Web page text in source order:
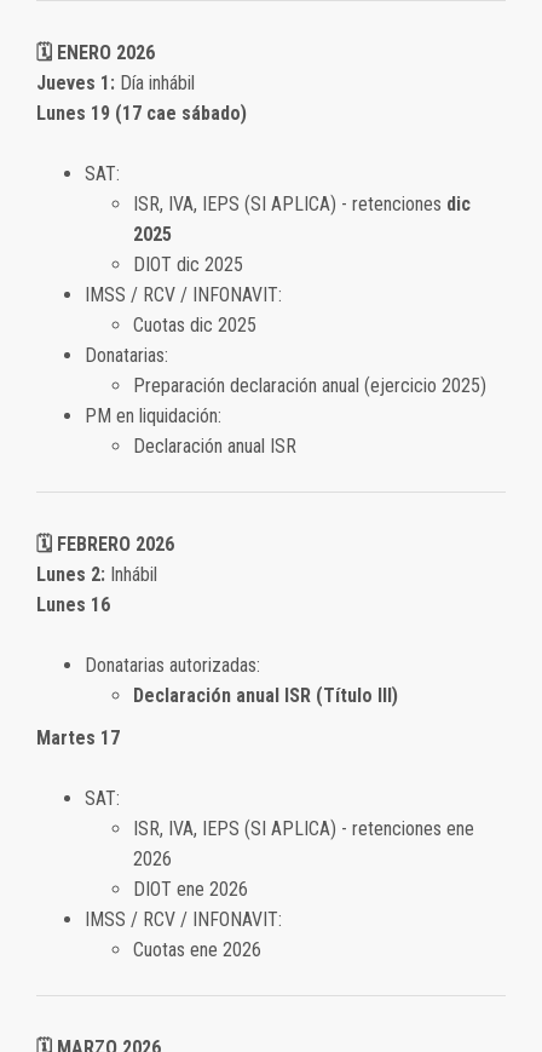
🗓️ ENERO 2026
Jueves 1: Día inhábil
Lunes 19 (17 cae sábado)
SAT:
ISR, IVA, IEPS (SI APLICA) - retenciones dic
2025
DIOT dic 2025
IMSS / RCV / INFONAVIT:
Cuotas dic 2025
Donatarias:
Preparación declaración anual (ejercicio 2025)
PM en liquidación:
Declaración anual ISR
🗓️ FEBRERO 2026
Lunes 2: Inhábil
Lunes 16
Donatarias autorizadas:
Declaración anual ISR (Título III)
Martes 17
SAT:
ISR, IVA, IEPS (SI APLICA) - retenciones ene
2026
DIOT ene 2026
IMSS / RCV / INFONAVIT:
Cuotas ene 2026